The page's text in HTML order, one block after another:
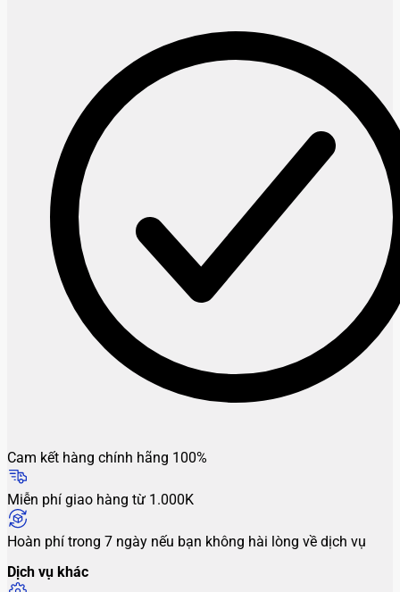
Cam kết hàng chính hãng 100%
Miễn phí giao hàng từ 1.000K
Hoàn phí trong 7 ngày nếu bạn không hài lòng về dịch vụ
Dịch vụ khác